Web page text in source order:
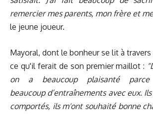
remercier mes parents, mon frère et
le jeune joueur.
Mayoral, dont le bonheur se lit à
ce qu'il ferait de son premier maillot :
on a beaucoup plaisanté
beaucoup d’entraînements avec eux.
comportés, ils m'ont souhaité bonne